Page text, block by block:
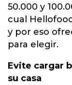
50.000 y
cual
y por eso
para elegir.
Evite cargar
su casa